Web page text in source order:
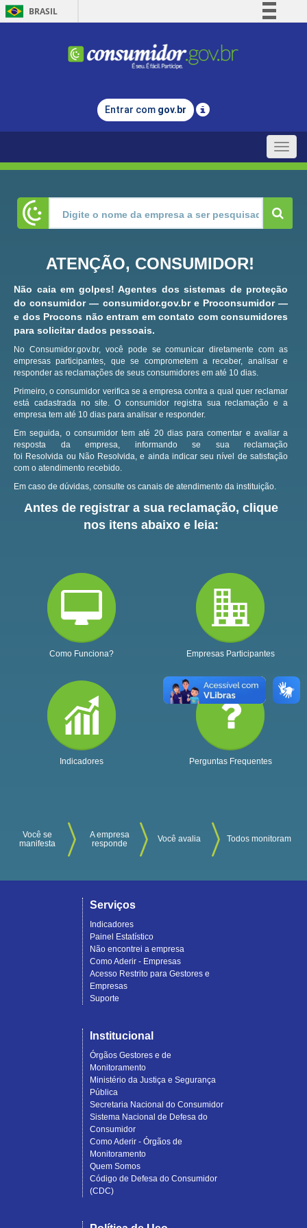
BRASIL
Comunica BR
Legislação
Entrar com gov.br
Toggle
ATENÇÃO, CONSUMIDOR!
Não caia em golpes! Agentes dos sistemas de proteção
do consumidor — consumidor.gov.br e Proconsumidor —
e dos Procons não entram em contato com consumidores
para solicitar dados pessoais.
No Consumidor.gov.br, você pode se comunicar diretamente com as
empresas participantes, que se comprometem a receber, analisar e
responder as reclamações de seus consumidores em até 10 dias.
Primeiro, o consumidor verifica se a empresa contra a qual quer reclamar
está cadastrada no site.O consumidor registra sua reclamação e a
empresa tem até 10 dias para analisar e responder.
Em seguida, o consumidor tem até 20 dias para comentar e avaliar a
resposta da empresa, informando se sua reclamação
foi Resolvida ou Não Resolvida, e ainda indicar seu nível de satisfação
com o atendimento recebido.
Em caso de dúvidas, consulte os canais de atendimento da instituição.
Antes de registrar a sua reclamação, clique
nos itens abaixo e leia:
Como Funciona? Empresas Participantes
Indicadores Perguntas Frequentes
Você se
manifesta
A empresa
responde
Você avalia Todos monitoram
Serviços
Indicadores
Painel Estatístico
Não encontrei a empresa
Como Aderir - Empresas
Acesso Restrito para Gestores e
Empresas
Suporte
Institucional
Órgãos Gestores e de
Monitoramento
Ministério da Justiça e Segurança
Pública
Secretaria Nacional do Consumidor
Sistema Nacional de Defesa do
Consumidor
Como Aderir - Órgãos de
Monitoramento
Quem Somos
Código de Defesa do Consumidor
(CDC)